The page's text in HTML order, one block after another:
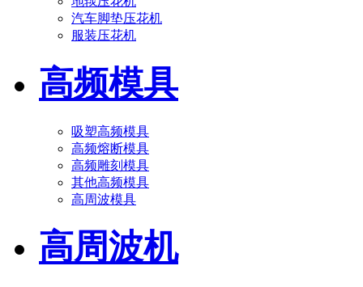
汽车脚垫压花机
服装压花机
高频模具
吸塑高频模具
高频熔断模具
高频雕刻模具
其他高频模具
高周波模具
高周波机